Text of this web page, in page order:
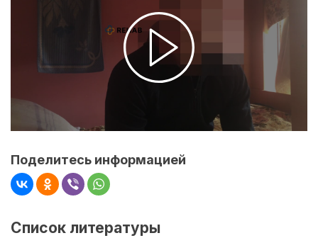
Поделитесь информацией
Список литературы